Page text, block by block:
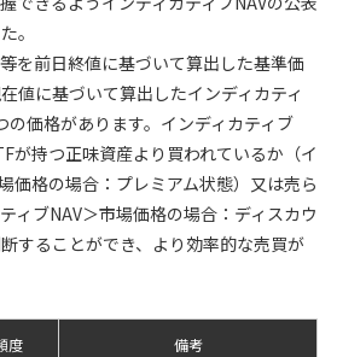
。
を前日終値に基づいて算出した基準価
値に基づいて算出したインディカティ
の価格があります。インディカティブ
が持つ正味資産より買われているか（イ
価格の場合：プレミアム状態）又は売ら
ィブNAV＞市場価格の場合：ディスカウ
することができ、より効率的な売買が
度 備考